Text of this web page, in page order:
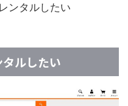
ンタルしたい
ルしたい